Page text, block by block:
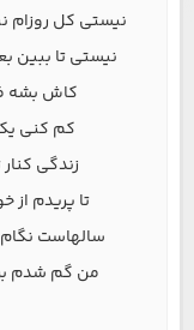
نیستی کل روزام
نیستی تا ببین
کاش بشه
کم کنی
زندگی
تا پریدم
سالهاست
من گم شدم